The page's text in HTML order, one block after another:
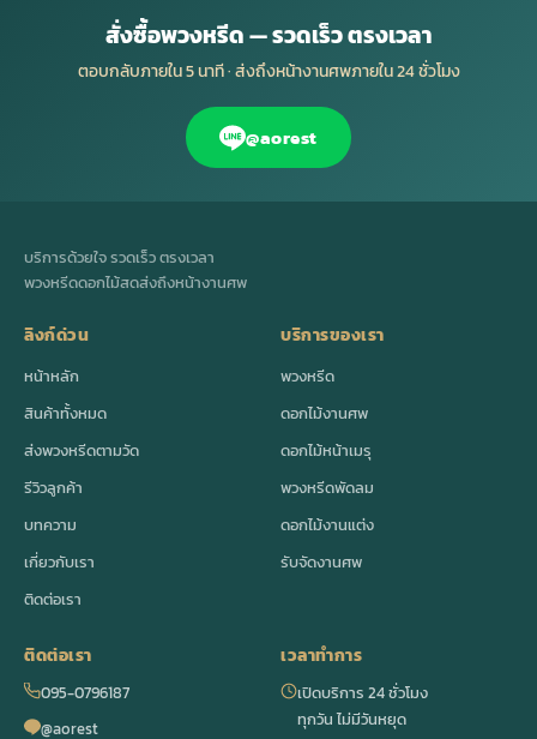
สั่งซื้อพวงหรีด — รวดเร็ว ตรงเวลา
ตอบกลับภายใน 5 นาที · ส่งถึงหน้างานศพภายใน 24 ชั่วโมง
@aorest
บริการด้วยใจ รวดเร็ว ตรงเวลา
พวงหรีดดอกไม้สดส่งถึงหน้างานศพ
ลิงก์ด่วน
หน้าหลัก
สินค้าทั้งหมด
ส่งพวงหรีดตามวัด
รีวิวลูกค้า
บทความ
เกี่ยวกับเรา
ติดต่อเรา
บริการของเรา
พวงหรีด
ดอกไม้งานศพ
ดอกไม้หน้าเมรุ
พวงหรีดพัดลม
ดอกไม้งานแต่ง
รับจัดงานศพ
ติดต่อเรา
095-0796187
@aorest
เวลาทำการ
เปิดบริการ 24 ชั่วโมง
ทุกวัน ไม่มีวันหยุด